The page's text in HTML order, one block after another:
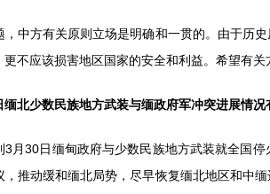
方有关原则立场是明确和一贯的。由于历史
不应该损害地区国家的安全和利益。希望有
缅北少数民族地方武装与缅政府军冲突进展情况
30日缅甸政府与少数民族地方武装就全国停
，推动缓和缅北局势，尽早恢复缅北地区和中